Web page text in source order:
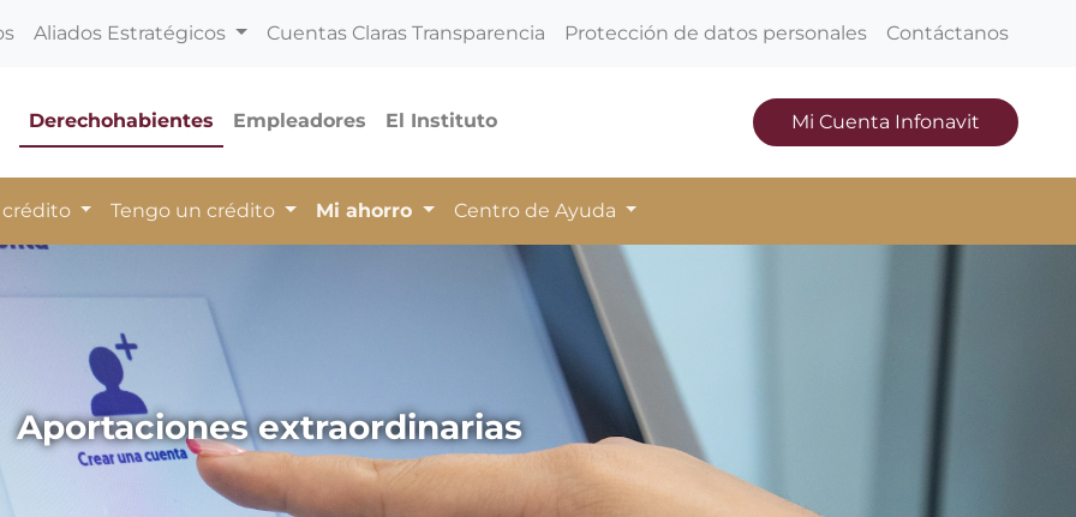
Aliados Estratégicos Cuentas Claras Transparencia Protección de datos personales Contáctanos
Derechohabientes Empleadores El Instituto Mi Cuenta Infonavit
Tengo un crédito Mi ahorro Centro de Ayuda
Aportaciones extraordinarias